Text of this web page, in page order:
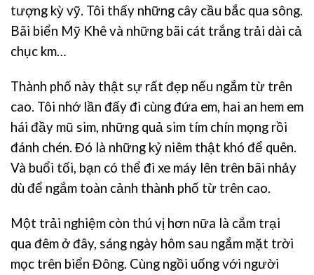
tượng kỳ vỹ. Tôi thấy những cây cầu bắc qua sông.
Bãi biển Mỹ Khê và những bãi cát trắng trải dài cả
chục km…
Thành phố này thật sự rất đẹp nếu ngắm từ trên
cao. Tôi nhớ lần đấy đi cùng đứa em, hai an hem em
hái đầy mũ sim, những quả sim tím chín mọng rồi
đánh chén. Đó là những kỷ niêm thật khó để quên.
Và buổi tối, bạn có thể đi xe máy lên trên bãi nhảy
dù để ngắm toàn cảnh thành phố từ trên cao.
Một trải nghiệm còn thú vị hơn nữa là cắm trại
qua đêm ở đây, sáng ngày hôm sau ngắm mặt trời
mọc trên biển Đông. Cùng ngồi uống với người